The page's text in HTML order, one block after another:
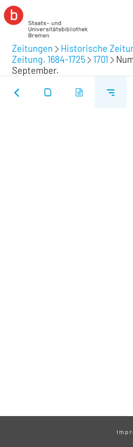
Zeitungen Historische
Zeitung. 1684-1725
1701
September.